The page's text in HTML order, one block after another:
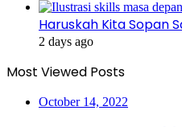
Haruskah Kita Sopan
2 days ago
Most Viewed Posts
October 14, 2022